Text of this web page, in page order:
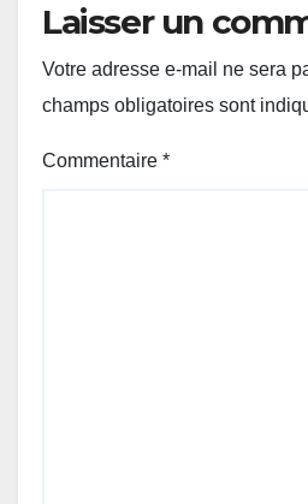
Laisser un
Votre adresse e-mail ne sera
champs obligatoires sont
Commentaire *